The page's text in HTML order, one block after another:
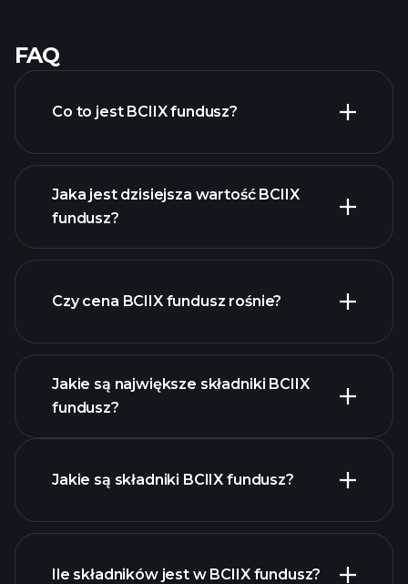
FAQ
Co to jest BCIIX fundusz?
Jaka jest dzisiejsza wartość BCIIX
fundusz?
zaawansowanym wykresie
Czy cena BCIIX fundusz rośnie?
Jakie są największe składniki BCIIX
fundusz?
holdings
Jakie są składniki BCIIX fundusz?
Ile składników jest w BCIIX fundusz?